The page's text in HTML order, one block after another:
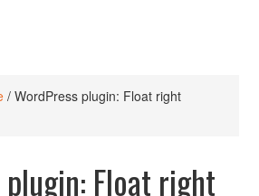
/ WordPress plugin: Float right
Float right